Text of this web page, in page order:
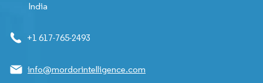
India
+1 617-765-2493
info@mordorintelligence.com